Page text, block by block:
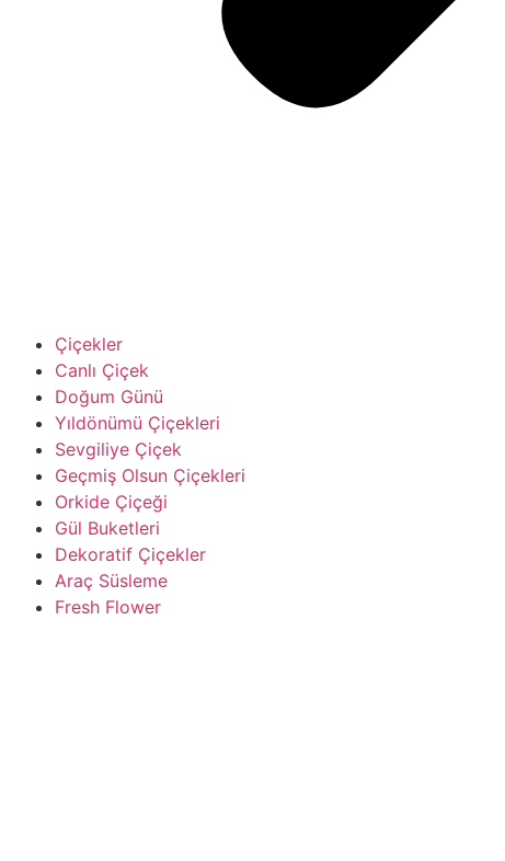
Çiçekler
Canlı Çiçek
Doğum Günü
Yıldönümü Çiçekleri
Sevgiliye Çiçek
Geçmiş Olsun Çiçekleri
Orkide Çiçeği
Gül Buketleri
Dekoratif Çiçekler
Araç Süsleme
Fresh Flower